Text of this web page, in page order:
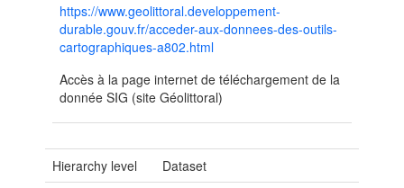
https://www.geolittoral.developpement-
durable.gouv.fr/acceder-aux-donnees-des-outils-
cartographiques-a802.html
Accès à la page internet de téléchargement de la
donnée SIG (site Géolittoral)
Hierarchy level
Dataset